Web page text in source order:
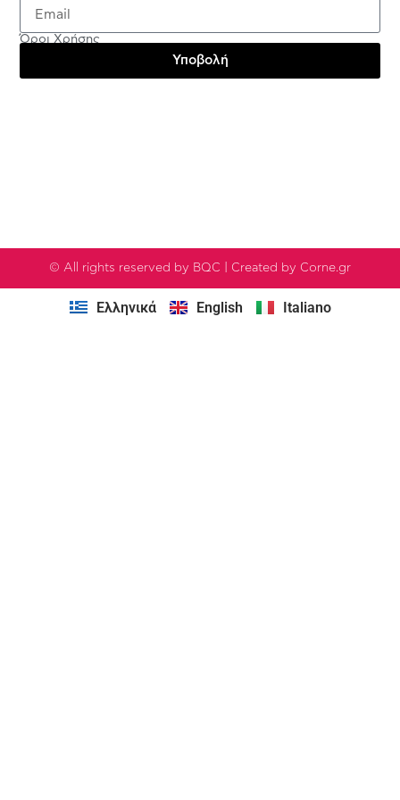
Πολιτική Απορρήτου
Όροι Χρήσης
Υποβολή
© All rights reserved by BQC | Created by Corne.gr
Ελληνικά English Italiano